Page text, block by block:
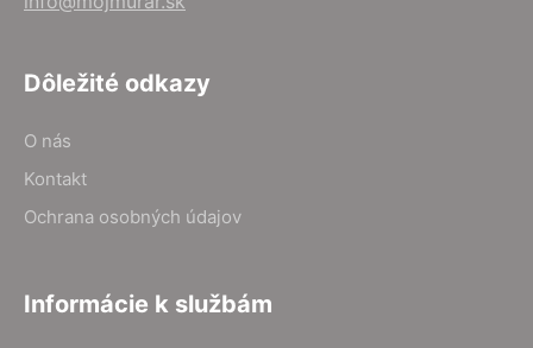
Dôležité odkazy
O nás
Kontakt
Ochrana osobných údajov
Informácie k službám